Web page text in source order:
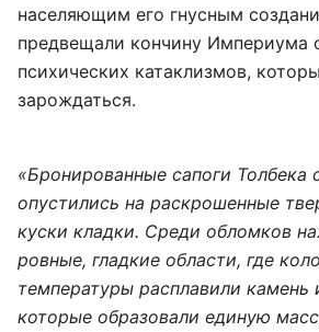
населяющим его гнусным
предвещали кончину Империума
психических катаклизмов,
зарождаться.
«Бронированные сапоги Толбека
опустились на раскрошенные
куски кладки. Среди обломков
ровные, гладкие области, где
температуры расплавили камень
которые образовали единую